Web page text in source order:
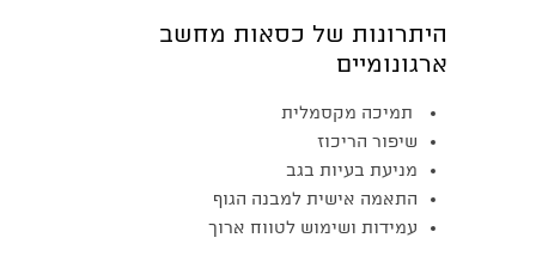
היתרונות של כסאות מחשב
ארגונומיים
תמיכה מקסמלית
שיפור הריכוז
מניעת בעיות בגב
התאמה אישית למבנה הגוף
עמידות ושימוש לטווח ארוך